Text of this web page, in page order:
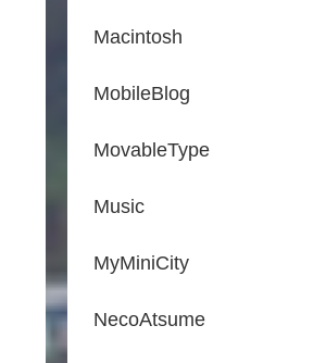
Macintosh
MobileBlog
MovableType
Music
MyMiniCity
NecoAtsume